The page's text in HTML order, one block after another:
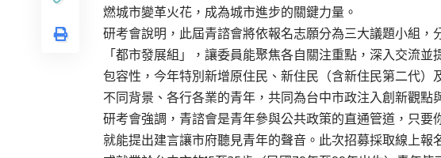
燃城市變革火花，成為城市進步的關鍵力量。
研考會說明，此屆青諮會將依報名志願分為三大議題小組
「都市發展組」，讓委員能聚焦各自關注重點，深入交流
包容性，今年特別新增原住民、新住民（含新住民第二代）
不同背景、各行各業的青年，共同為台中市政注入創新觀點
研考會強調，青諮會是青年參與公共政策的直通管道，只要
就能提出建言讓市府聽見青年的聲音。此次招募採取線上